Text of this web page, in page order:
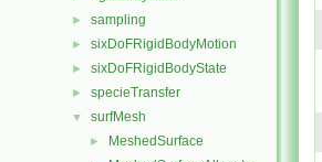
► sampling
► sixDoFRigidBodyMotion
► sixDoFRigidBodyState
► specieTransfer
▼ surfMesh
► MeshedSurface